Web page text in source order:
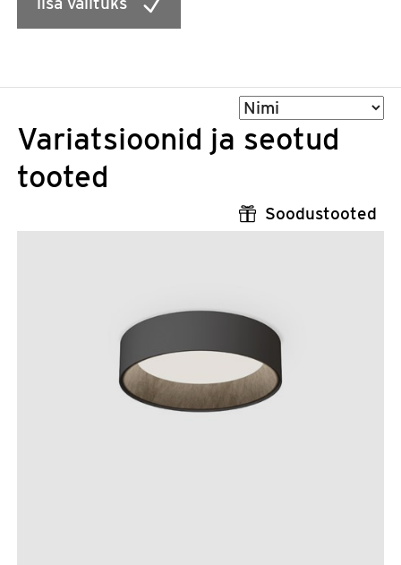
Sorteeri
Variatsioonid ja seotud
tooted
Soodustooted